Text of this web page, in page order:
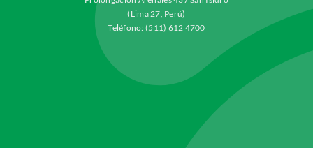
(Lima 27, Perú)
Teléfono: (511) 612 4700